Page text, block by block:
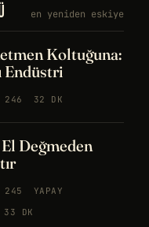
en yeniden eskiye
Koltuğuna:
Endüstri
246 32 DK
Değmeden
245
YAPAY
33 DK